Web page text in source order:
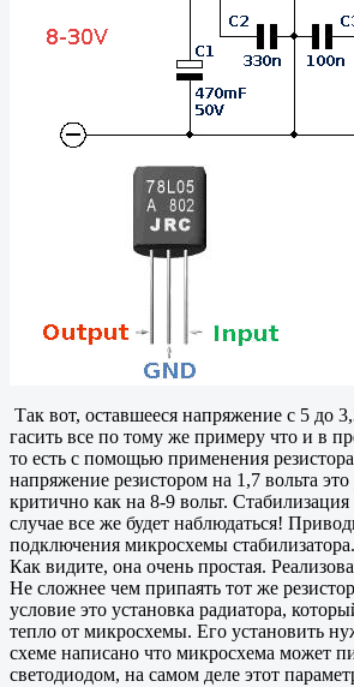
Так вот, оставшееся напряжение с 5 до
гасить все по тому же примеру что и в
то есть с помощью применения
напряжение резистором на 1,7 вольта
критично как на 8-9 вольт.
случае все же будет наблюдаться!
подключения микросхемы стабилизатора.
Как видите, она очень простая.
Не сложнее чем припаять тот же
условие это установка радиатора,
тепло от микросхемы. Его установить
схеме написано что микросхема может
светодиодом, на самом деле этот